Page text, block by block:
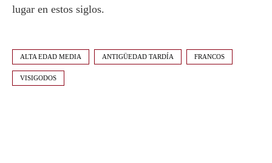
lugar en estos siglos.
ALTA EDAD MEDIA ANTIGÜEDAD TARDÍA FRANCOS
VISIGODOS